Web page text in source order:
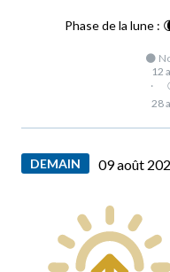
Phase de la lune :
🌑
12
·
28
DEMAIN 09 août